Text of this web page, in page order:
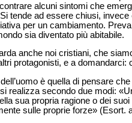
alcuni sintomi che
tende ad essere chiusi,
per un cambiamento.
sia diventato più abitabile.
anche noi cristiani, che
protagonisti, e a
è quella di pensare
realizza secondo due modi:
sua propria ragione o dei
sulle proprie forze» (Esort.